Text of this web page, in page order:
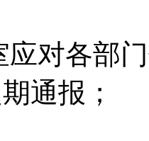
各部门
通报；